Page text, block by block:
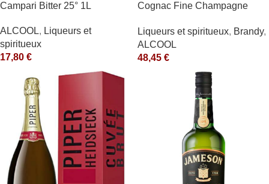
Campari Bitter 25° 1L
ALCOOL, Liqueurs et
spiritueux
17,80 €
Cognac Fine Champagne
Liqueurs et spiritueux, Brandy,
ALCOOL
48,45 €